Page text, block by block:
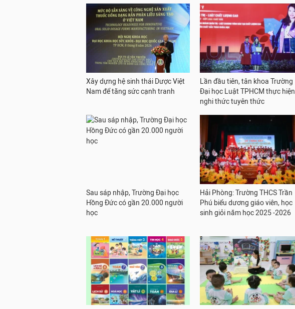
Xây dựng hệ sinh thái Dược Việt
Nam để tăng sức cạnh tranh
Lần đầu tiên, tân khoa Trường
Đại học Luật TPHCM thực hiện
nghi thức tuyên thức
Sau sáp nhập, Trường Đại học
Hồng Đức có gần 20.000 người
học
Hải Phòng: Trường THCS Trần
Phú biểu dương giáo viên, học
sinh giỏi năm học 2025 -2026